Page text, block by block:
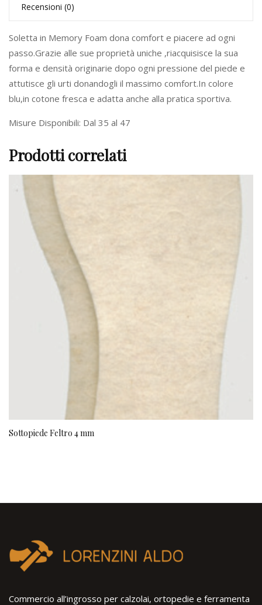
Recensioni (0)
Soletta in Memory Foam dona comfort e piacere ad ogni
passo.Grazie alle sue proprietà uniche ,riacquisisce la sua
forma e densità originarie dopo ogni pressione del piede e
attutisce gli urti donandogli il massimo comfort.In colore
blu,in cotone fresca e adatta anche alla pratica sportiva.
Misure Disponibili: Dal 35 al 47
Prodotti correlati
Sottopiede Feltro 4 mm
Commercio all’ingrosso per calzolai, ortopedie e ferramenta